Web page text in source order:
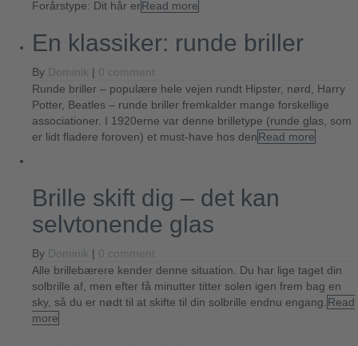
Forårstype: Dit hår erRead more
En klassiker: runde briller
By Dominik | 0 comment
Runde briller – populære hele vejen rundt Hipster, nørd, Harry
Potter, Beatles – runde briller fremkalder mange forskellige
associationer. I 1920erne var denne brilletype (runde glas, som
er lidt fladere foroven) et must-have hos denRead more
Brille skift dig – det kan
selvtonende glas
By Dominik | 0 comment
Alle brillebærere kender denne situation. Du har lige taget din
solbrille af, men efter få minutter titter solen igen frem bag en
sky, så du er nødt til at skifte til din solbrille endnu engang. Read
more